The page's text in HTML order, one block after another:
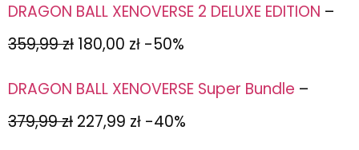
DRAGON BALL XENOVERSE 2 DELUXE EDITION –
359,99 zł 180,00 zł -50%
DRAGON BALL XENOVERSE Super Bundle –
379,99 zł 227,99 zł -40%